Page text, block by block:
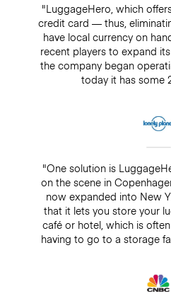
"LuggageHero, which
credit card — thus,
have local currency on
recent players to expand
the company began
today it has some
"One solution is
on the scene in
now expanded into New
that it lets you store your
café or hotel, which is
having to go to a storage